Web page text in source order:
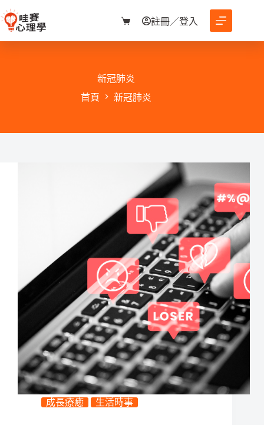
至
購
物
註冊／登入
新冠肺炎
首頁
新冠肺炎
成長療癒 生活時事